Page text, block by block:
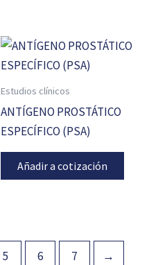
Estudios clínicos
ANTÍGENO PROSTÁTICO
ESPECÍFICO (PSA)
Añadir a cotización
5 6 7 →